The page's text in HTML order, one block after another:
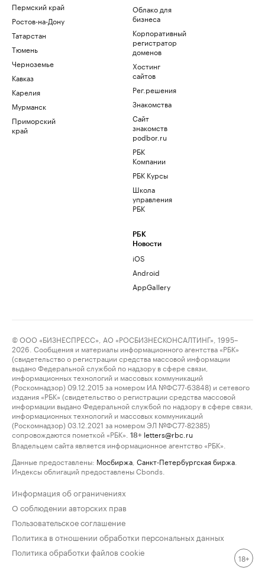
Пермский край
Ростов-на-Дону
Татарстан
Тюмень
Черноземье
Кавказ
Карелия
Мурманск
Приморский
край
Облако для
бизнеса
Корпоративный
регистратор
доменов
Хостинг
сайтов
Рег.решения
Знакомства
Сайт
знакомств
podbor.ru
РБК
Компании
РБК Курсы
Школа
управления
РБК
РБК
Новости
iOS
Android
AppGallery
© ООО «БИЗНЕСПРЕСС», АО «РОСБИЗНЕСКОНСАЛТИНГ», 1995–
2026. Сообщения и материалы информационного агентства «РБК»
(свидетельство о регистрации средства массовой информации
выдано Федеральной службой по надзору в сфере связи,
информационных технологий и массовых коммуникаций
(Роскомнадзор) 09.12.2015 за номером ИА №ФС77-63848) и сетевого
издания «РБК» (свидетельство о регистрации средства массовой
информации выдано Федеральной службой по надзору в сфере связи,
информационных технологий и массовых коммуникаций
(Роскомнадзор) 03.12.2021 за номером ЭЛ №ФС77-82385)
сопровождаются пометкой «РБК».
18+ letters@rbc.ru
Владельцем сайта является информационное агентство «РБК».
Данные предоставлены: Мосбиржа Санкт-Петербургская биржа
Индексы облигаций предоставлены Cbonds.
Информация об ограничениях
О соблюдении авторских прав
Пользовательское соглашение
Политика в отношении обработки персональных данных
Политика обработки файлов cookie
18+